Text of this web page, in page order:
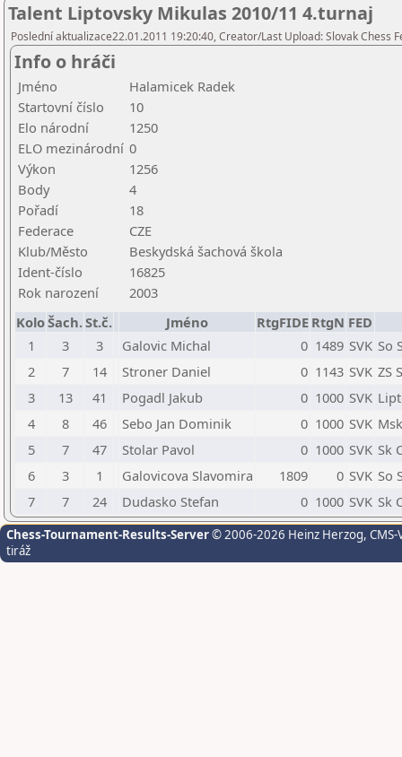
Talent Liptovsky Mikulas 2010/11 4.turnaj
Poslední aktualizace22.01.2011 19:20:40, Creator/Last Upload: Slovak Chess
Info o hráči
Jméno
Halamicek Radek
Startovní číslo
10
Elo národní
1250
ELO mezinárodní 0
Výkon
1256
Body
4
Pořadí
18
Federace
CZE
Klub/Město
Beskydská šachová škola
Ident-číslo
16825
Rok narození
2003
KoloŠach.St.č. Jméno RtgFIDE RtgN FED
1
3 3 Galovic Michal 0 1489 SVK So
2
7 14 Stroner Daniel 0 1143 SVK ZS
3
13 41 Pogadl Jakub 0 1000 SVK
4
8 46 Sebo Jan Dominik 0 1000 SVK
5
7 47 Stolar Pavol 0 1000 SVK Sk
6
3 1 Galovicova Slavomira 1809 0 SVK So
7
7 24 Dudasko Stefan 0 1000 SVK Sk
Chess-Tournament-Results-Server© 2006-2026 Heinz Herzog,
tiráž